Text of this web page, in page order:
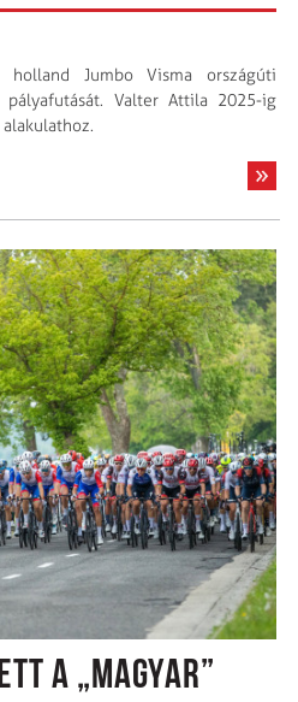
Jumbo Visma országúti
pályafutását. Valter Attila 2025-ig
A „MAGYAR”